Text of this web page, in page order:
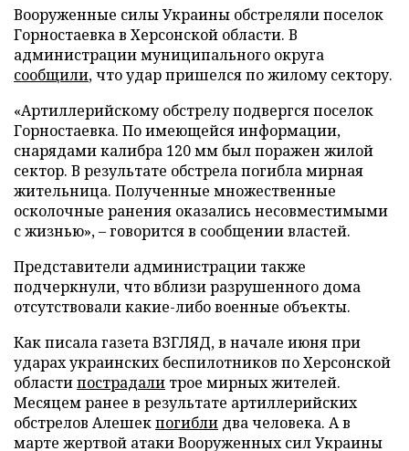
Вооруженные силы Украины обстреляли поселок
Горностаевка в Херсонской области. В
администрации муниципального округа
сообщили, что удар пришелся по жилому сектору.
«Артиллерийскому обстрелу подвергся поселок
Горностаевка. По имеющейся информации,
снарядами калибра 120 мм был поражен жилой
сектор. В результате обстрела погибла мирная
жительница. Полученные множественные
осколочные ранения оказались несовместимыми
с жизнью», – говорится в сообщении властей.
Представители администрации также
подчеркнули, что вблизи разрушенного дома
отсутствовали какие-либо военные объекты.
Как писала газета ВЗГЛЯД, в начале июня при
ударах украинских беспилотников по Херсонской
областипострадали трое мирных жителей.
Месяцем ранее в результате артиллерийских
обстрелов Алешекпогибли два человека. А в
марте жертвой атаки Вооруженных сил Украины